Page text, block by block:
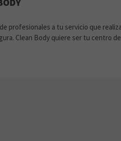
profesionales a tu servicio que
Clean Body quiere ser tu centro